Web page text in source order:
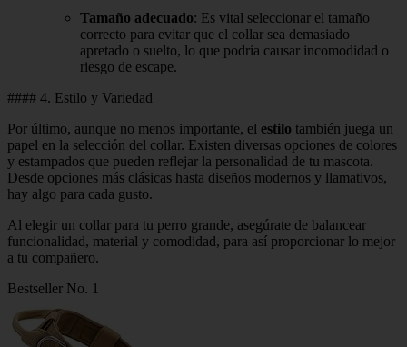
Tamaño adecuado: Es vital seleccionar el tamaño
correcto para evitar que el collar sea demasiado
apretado o suelto, lo que podría causar incomodidad o
riesgo de escape.
#### 4. Estilo y Variedad
Por último, aunque no menos importante, el estilo también juega un
papel en la selección del collar. Existen diversas opciones de colores
y estampados que pueden reflejar la personalidad de tu mascota.
Desde opciones más clásicas hasta diseños modernos y llamativos,
hay algo para cada gusto.
Al elegir un collar para tu perro grande, asegúrate de balancear
funcionalidad, material y comodidad, para así proporcionar lo mejor
a tu compañero.
Bestseller No. 1